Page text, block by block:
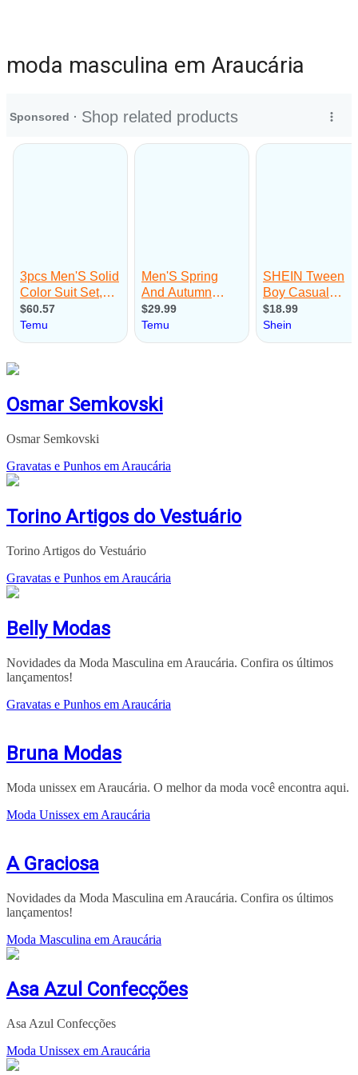
moda masculina em Araucária
Osmar Semkovski
Osmar Semkovski
Gravatas e Punhos em Araucária
Torino Artigos do Vestuário
Torino Artigos do Vestuário
Gravatas e Punhos em Araucária
Belly Modas
Novidades da Moda Masculina em Araucária. Confira os últimos
lançamentos!
Gravatas e Punhos em Araucária
Bruna Modas
Moda unissex em Araucária. O melhor da moda você encontra aqui.
Moda Unissex em Araucária
A Graciosa
Novidades da Moda Masculina em Araucária. Confira os últimos
lançamentos!
Moda Masculina em Araucária
Asa Azul Confecções
Asa Azul Confecções
Moda Unissex em Araucária